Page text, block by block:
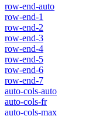
row-end-auto
row-end-1
row-end-2
row-end-3
row-end-4
row-end-5
row-end-6
row-end-7
auto-cols-auto
auto-cols-fr
auto-cols-max